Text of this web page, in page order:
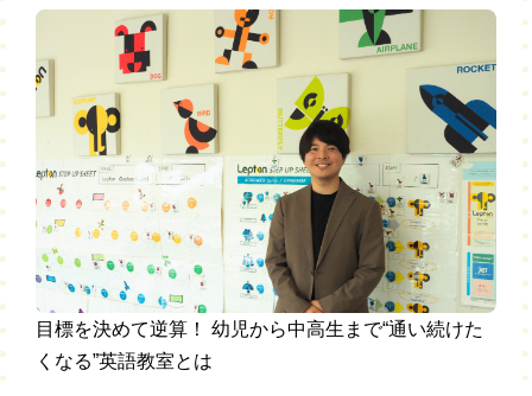
目標を決めて逆算！ 幼児から中高生まで“通い続けた
くなる”英語教室とは